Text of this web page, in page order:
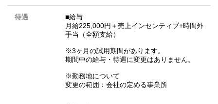
待遇
■給与
月給225,000円＋売上インセンティブ+時間外
手当（全額支給）
※3ヶ月の試用期間があります。
期間中の給与・待遇に変更はありません。
※勤務地について
変更の範囲：会社の定める事業所